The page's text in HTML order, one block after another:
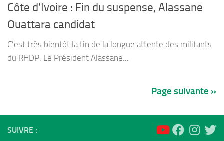
Côte d’Ivoire : Fin du suspense, Alassane
Ouattara candidat
C’est très bientôt la fin de la longue attente des militants
du RHDP. Le Président Alassane...
Page suivante »
SUIVRE :